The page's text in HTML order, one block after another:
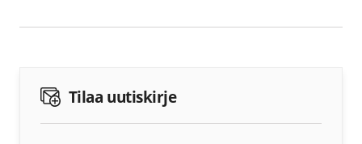
Tilaa uutiskirje